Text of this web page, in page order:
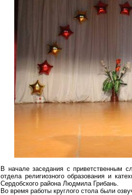
В начале заседания с приветственным
отдела религиозного образования и
Сердобского района Людмила Грибань.
Во время работы круглого стола были